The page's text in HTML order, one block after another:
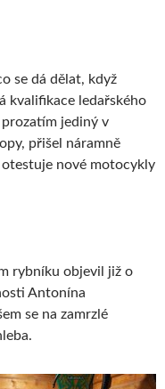
se dá dělat, když
kvalifikace ledařského
jediný v
přišel náramně
nové motocykly
rybníku objevil již o
Antonína
se na zamrzlé